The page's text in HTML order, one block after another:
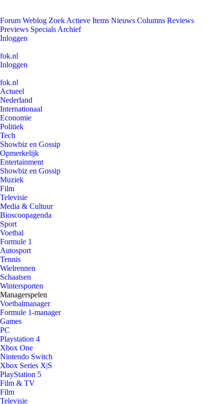
Forum Weblog Zoek Actieve Items Nieuws Columns Reviews
Previews Specials Archief
Inloggen
fok.nl
Inloggen
fok.nl
Actueel
Nederland
Internationaal
Economie
Politiek
Tech
Showbiz en Gossip
Opmerkelijk
Entertainment
Showbiz en Gossip
Muziek
Film
Televisie
Media & Cultuur
Bioscoopagenda
Sport
Voetbal
Formule 1
Autosport
Tennis
Wielrennen
Schaatsen
Wintersporten
Managerspelen
Voetbalmanager
Formule 1-manager
Games
PC
Playstation 4
Xbox One
Nintendo Switch
Xbox Series X|S
PlayStation 5
Film & TV
Film
Televisie